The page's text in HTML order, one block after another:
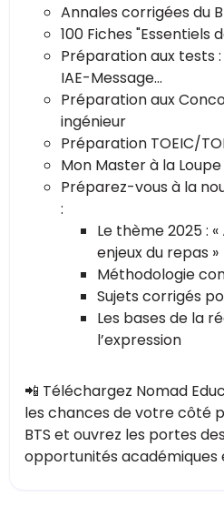
Annales corrigées du
100 Fiches "Essentiels
Préparation aux tests :
IAE-Message...
Préparation aux
ingénieur
Préparation TOEIC/
Mon Master à la Loupe
Préparez-vous à la
:
Le thème 2025 :
enjeux du repas »
Méthodologie
Sujets corrigés
Les bases de la
l’expression
📲 Téléchargez Nomad
les chances de votre côté
BTS et ouvrez les portes
opportunités académiques